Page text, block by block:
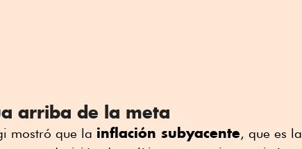
arriba de la meta
mostró que la inflación subyacente, que es la